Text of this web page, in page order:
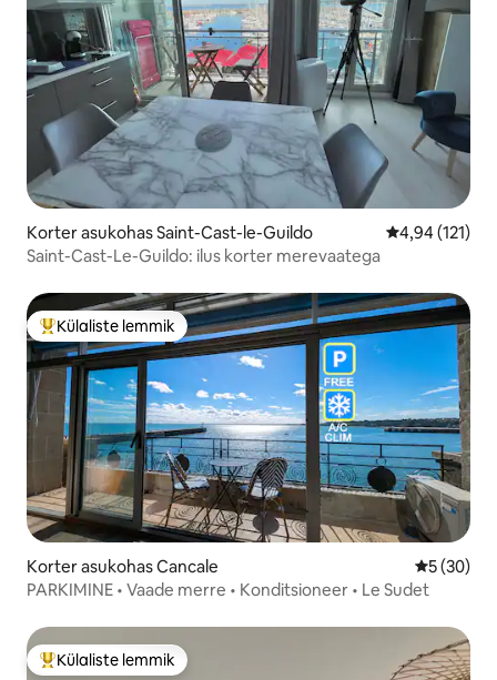
Korter asukohas Saint-Cast-le-Guildo Keskmine
4,94 (121)
Saint-Cast-Le-Guildo: ilus korter merevaatega
Külaliste suur lemmik
Külaliste lemmik
Korter asukohas Cancale Keskmine
5 (30)
PARKIMINE • Vaade merre • Konditsioneer • Le Sudet
Külaliste suur lemmik
Külaliste lemmik